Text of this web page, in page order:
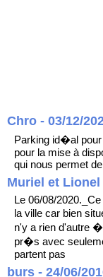
Chro - 03/12/
Parking id�al pour
pour la mise à
qui nous permet
Muriel et Lionel
Le 06/08/
la ville car bien
n'y a rien d'autre
pr�s avec
partent pas
burs - 24/06/